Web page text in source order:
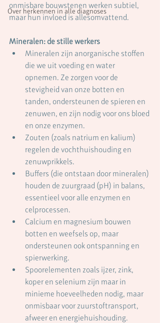
Over herkennen in alle diagnoses
onmisbare bouwstenen werken subtiel,
maar hun invloed is allesomvattend.
Mineralen: de stille werkers
Mineralen zijn anorganische stoffen
die we uit voeding en water
opnemen. Ze zorgen voor de
stevigheid van onze botten en
tanden, ondersteunen de spieren en
zenuwen, en zijn nodig voor ons bloed
en onze enzymen.
Zouten (zoals natrium en kalium)
regelen de vochthuishouding en
zenuwprikkels.
Buffers (die ontstaan door mineralen)
houden de zuurgraad (pH) in balans,
essentieel voor alle enzymen en
celprocessen.
Calcium en magnesium bouwen
botten en weefsels op, maar
ondersteunen ook ontspanning en
spierwerking.
Spoorelementen zoals ijzer, zink,
koper en selenium zijn maar in
minieme hoeveelheden nodig, maar
onmisbaar voor zuurstoftransport,
afweer en energiehuishouding.